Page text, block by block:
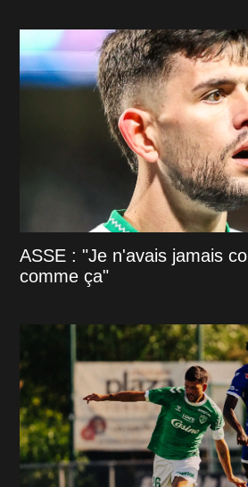
ASSE : "Je n'avais jamais
comme ça"